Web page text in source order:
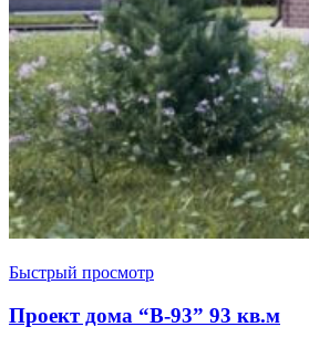
Быстрый просмотр
Проект дома “В-93” 93 кв.м